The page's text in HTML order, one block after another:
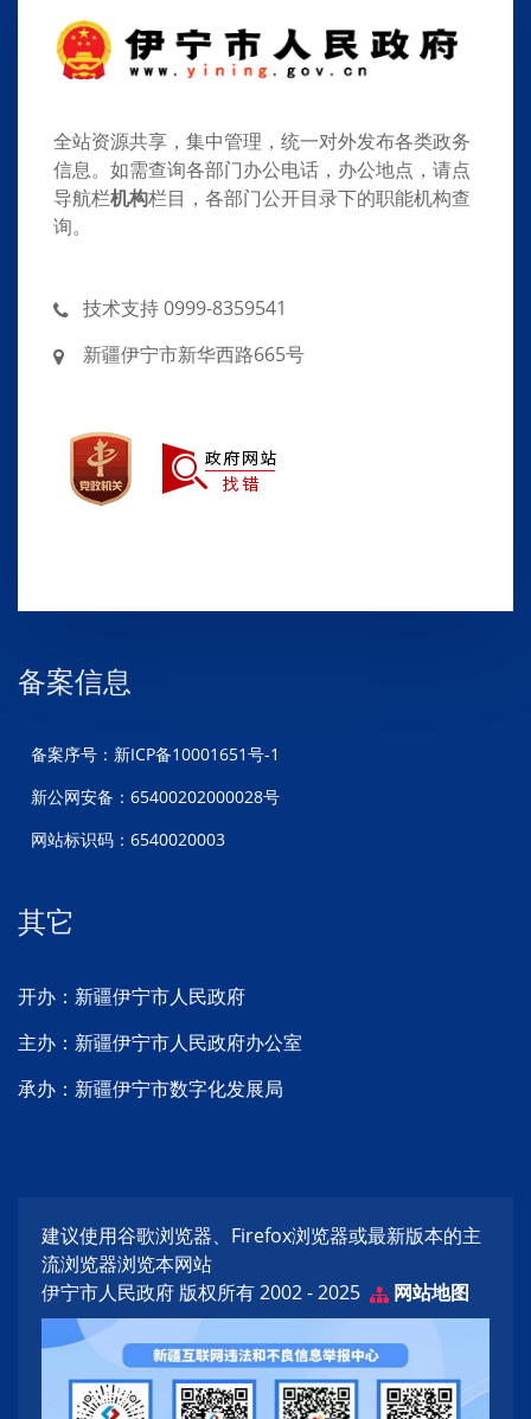
全站资源共享，集中管理，统一对外发布各类政务
信息。如需查询各部门办公电话，办公地点，请点
导航栏机构栏目，各部门公开目录下的职能机构查
询。
技术支持 0999-8359541
新疆伊宁市新华西路665号
备案信息
备案序号：新ICP备10001651号-1
新公网安备：65400202000028号
网站标识码：6540020003
其它
开办：新疆伊宁市人民政府
主办：新疆伊宁市人民政府办公室
承办：新疆伊宁市数字化发展局
建议使用谷歌浏览器、Firefox浏览器或最新版本的主
流浏览器浏览本网站
伊宁市人民政府 版权所有 2002 - 2025
网站地图